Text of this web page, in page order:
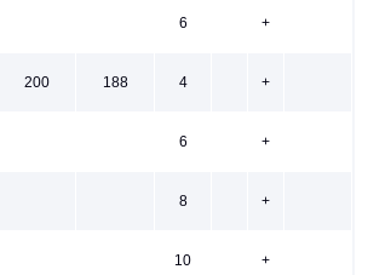
6 +
200 188 4 +
6 +
8 +
10 +